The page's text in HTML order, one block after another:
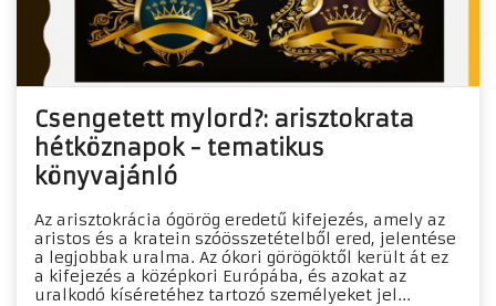
Csengetett mylord?: arisztokrata
hétköznapok - tematikus
könyvajánló
Az arisztokrácia ógörög eredetű kifejezés, amely az
aristos és a kratein szóösszetételből ered, jelentése
a legjobbak uralma. Az ókori görögöktől került át ez
a kifejezés a középkori Európába, és azokat az
uralkodó kíséretéhez tartozó személyeket jel...